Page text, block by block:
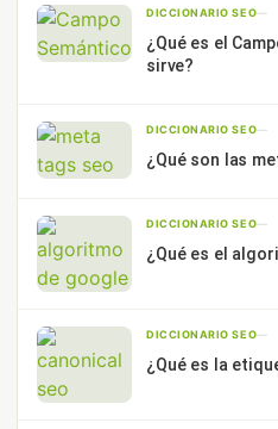
DICCIONARIO SEO—
¿Qué es el
sirve?
DICCIONARIO SEO—
¿Qué son las
DICCIONARIO SEO—
¿Qué es el
DICCIONARIO SEO—
¿Qué es la